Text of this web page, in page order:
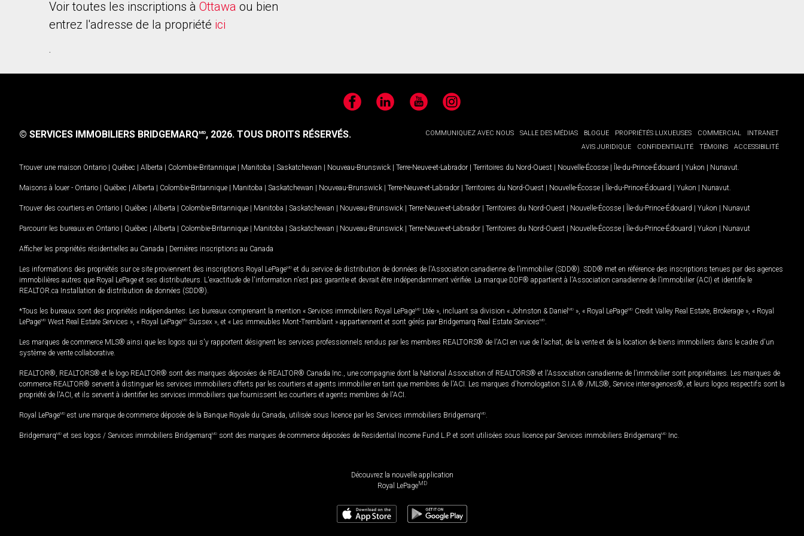
Voir toutes les inscriptions à Ottawa ou bien
entrez l'adresse de la propriété ici
.
FacebookLinkedIn YouTubeInstagram
COMMUNIQUEZ AVEC NOUS SALLE DES MÉDIAS BLOGUE PROPRIÉTÉS LUXUEUSES COMMERCIAL
INTRANET
AVIS JURIDIQUE
CONFIDENTIALITÉ TÉMOINS ACCESSIBILITÉ
© SERVICES IMMOBILIERS BRIDGEMARQMD, 2026. TOUS DROITS RÉSERVÉS.
Trouver une maison Ontario | Québec | Alberta | Colombie-Britannique | Manitoba | Saskatchewan | Nouveau-Brunswick | Terre-Neuve-et-Labrador | Territoires du Nord-Ouest | Nouvelle-Écosse | Île-du-Prince-Édouard | Yukon | Nunavut
Maisons à louer - Ontario | Québec | Alberta | Colombie-Britannique | Manitoba | Saskatchewan | Nouveau-Brunswick | Terre-Neuve-et-Labrador | Territoires du Nord-Ouest | Nouvelle-Écosse | Île-du-Prince-Édouard | Yukon | Nunavut
Trouver des courtiers en Ontario | Québec | Alberta | Colombie-Britannique | Manitoba | Saskatchewan | Nouveau-Brunswick | Terre-Neuve-et-Labrador | Territoires du Nord-Ouest | Nouvelle-Écosse | Île-du-Prince-Édouard | Yukon | Nunavut
Parcourir les bureaux en Ontario | Québec | Alberta | Colombie-Britannique | Manitoba | Saskatchewan | Nouveau-Brunswick | Terre-Neuve-et-Labrador | Territoires du Nord-Ouest | Nouvelle-Écosse | Île-du-Prince-Édouard | Yukon | Nunavut
Afficher les propriétés résidentielles au Canada | Dernières inscriptions au Canada
Les informations des propriétés sur ce site proviennent des inscriptions Royal LePageMD et du service de distribution de données de l'Association canadienne de l’immobilier (SDD®). SDD® met en référence des inscriptions tenues par des agences
immobilières autres que Royal LePage et ses distributeurs. L'exactitude de l'information n'est pas garantie et devrait être indépendamment vérifiée. La marque DDF® appartient à l'Association canadienne de l’immobilier (ACI) et identifie le
REALTOR.ca Installation de distribution de données (SDD®).
*Tous les bureaux sont des propriétés indépendantes. Les bureaux comprenant la mention « Services immobiliers Royal LePageMD Ltée », incluant sa division « Johnston & Daniel MD », « Royal LePageMD Credit Valley Real Estate, Brokerage », « Royal
LePageMD West Real Estate Services », « Royal LePageMD Sussex », et « Les immeubles Mont-Tremblant » appartiennent et sont gérés par Bridgemarq Real Estate ServicesMD
Les marques de commerce MLS® ainsi que les logos qui s'y rapportent désignent les services professionnels rendus par les membres REALTORS® de l'ACI en vue de l'achat, de la vente et de la location de biens immobiliers dans le cadre d'un
système de vente collaborative.
REALTOR®, REALTORS® et le logo REALTOR® sont des marques déposées de REALTOR® Canada Inc., une compagnie dont la National Association of REALTORS® et l'Association canadienne de l’immobilier sont propriétaires. Les marques de
commerce REALTOR® servent à distinguer les services immobiliers offerts par les courtiers et agents immobilier en tant que membres de l'ACI. Les marques d'homologation S.I.A.® /MLS®, Service inter-agences®, et leurs logos respectifs sont la
propriété de l'ACI, et ils servent à identifier les services immobiliers que fournissent les courtiers et agents membres de l'ACI.
Royal LePageMD est une marque de commerce déposée de la Banque Royale du Canada, utilisée sous licence par les Services immobiliers BridgemarqMD
BridgemarqMD et ses logos / Services immobiliers BridgemarqMD sont des marques de commerce déposées de Residential Income Fund L.P. et sont utilisées sous licence par Services immobiliers BridgemarqMD Inc.
Découvrez la nouvelle application
Royal LePageMD